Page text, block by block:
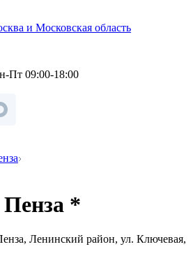
и Московская область
Пт 09:00-18:00
*
Ленинский район, ул. Ключевая,